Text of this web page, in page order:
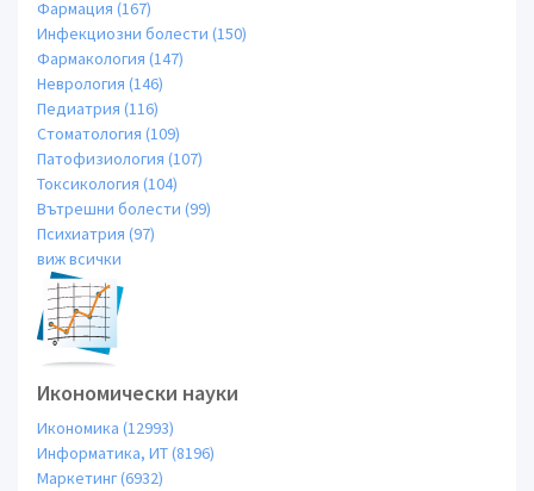
Фармация (167)
Инфекциозни болести (150)
Фармакология (147)
Неврология (146)
Педиатрия (116)
Стоматология (109)
Патофизиология (107)
Токсикология (104)
Вътрешни болести (99)
Психиатрия (97)
виж всички
Икономически науки
Икономика (12993)
Информатика, ИТ (8196)
Маркетинг (6932)